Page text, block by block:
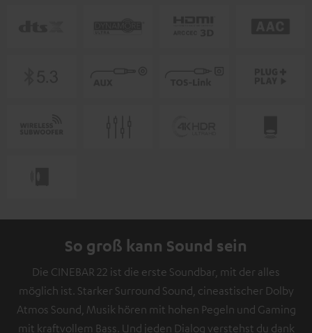
So groß kann Sound sein
Die CINEBAR 22 ist die erste Soundbar, mit der alles
möglich ist. Starker Surround Sound, cineastischer Dolby
Atmos Sound, Musik hören mit hohen Pegeln und Gaming
mit kraftvollem Bass. Und jeden Dialog verstehst du dank